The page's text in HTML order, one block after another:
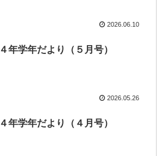
2026.06.10
４年学年だより（５月号）
2026.05.26
４年学年だより（４月号）